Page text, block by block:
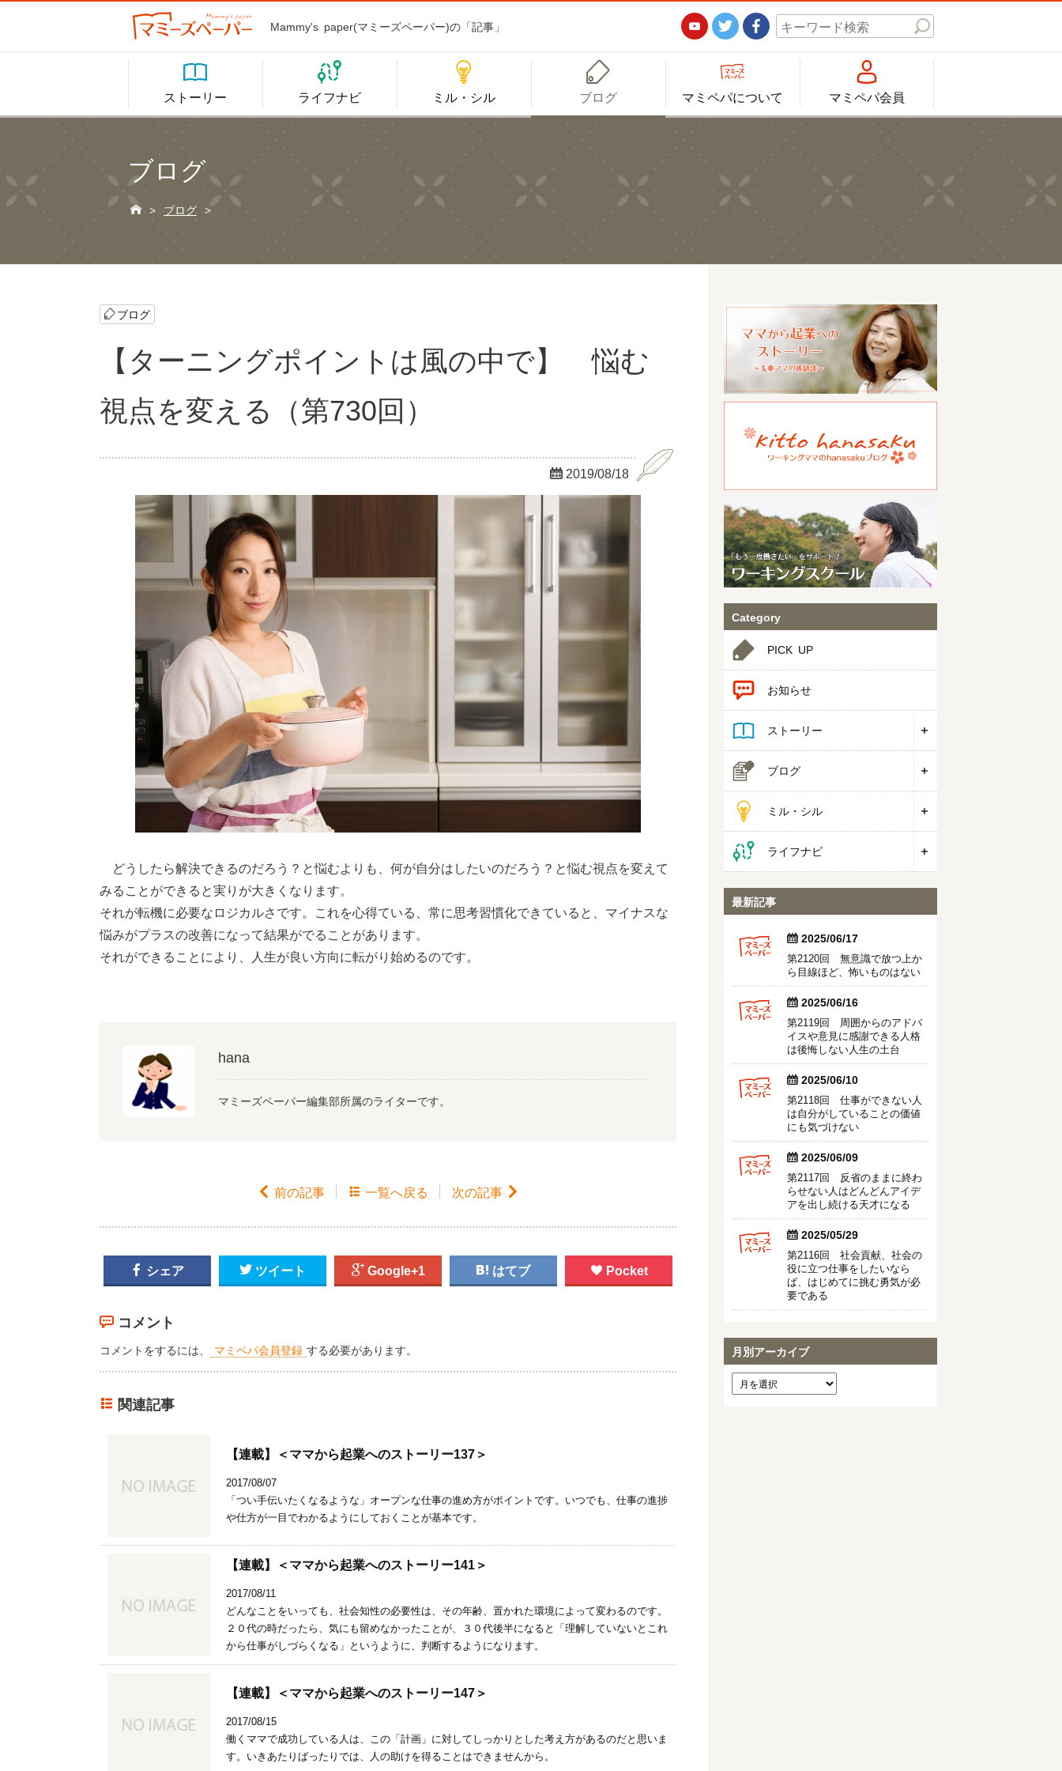
Mammy's paper(マミーズペーパー)の「記事」   

ストーリー

ライフナビ

ミル・シル

ブログ

マミペパについて

マミペパ会員
ブログ
 > ブログ >
ブログ
【ターニングポイントは風の中で】 悩む
視点を変える（第730回）
 2019/08/18
どうしたら解決できるのだろう？と悩むよりも、何が自分はしたいのだろう？と悩む視点を変えて
みることができると実りが大きくなります。
それが転機に必要なロジカルさです。これを心得ている、常に思考習慣化できていると、マイナスな
悩みがプラスの改善になって結果がでることがあります。
それができることにより、人生が良い方向に転がり始めるのです。
hana
マミーズペーパー編集部所属のライターです。
 前の記事  一覧へ戻る 次の記事 
 シェア  ツイート  Google+1  はてブ  Pocket
コメント
コメントをするには、 マミペパ会員登録 する必要があります。
関連記事
【連載】＜ママから起業へのストーリー137＞
2017/08/07
「つい手伝いたくなるような」オープンな仕事の進め方がポイントです。いつでも、仕事の進捗
や仕方が一目でわかるようにしておくことが基本です。
【連載】＜ママから起業へのストーリー141＞
2017/08/11
どんなことをいっても、社会知性の必要性は、その年齢、置かれた環境によって変わるのです。
２０代の時だったら、気にも留めなかったことが、３０代後半になると「理解していないとこれ
から仕事がしづらくなる」というように、判断するようになります。
【連載】＜ママから起業へのストーリー147＞
2017/08/15
働くママで成功している人は、この「計画」に対してしっかりとした考え方があるのだと思いま
す。いきあたりばったりでは、人の助けを得ることはできませんから。
Category
PICK UP
お知らせ
ストーリー
ブログ
ミル・シル
ライフナビ
最新記事
  2025/06/17
第2120回 無意識で放つ上か
ら目線ほど、怖いものはない
  2025/06/16
第2119回 周囲からのアドバ
イスや意見に感謝できる人格
は後悔しない人生の土台
  2025/06/10
第2118回 仕事ができない人
は自分がしていることの価値
にも気づけない
  2025/06/09
第2117回 反省のままに終わ
らせない人はどんどんアイデ
アを出し続ける天才になる
  2025/05/29
第2116回 社会貢献、社会の
役に立つ仕事をしたいなら
ば、はじめてに挑む勇気が必
要である
月別アーカイブ